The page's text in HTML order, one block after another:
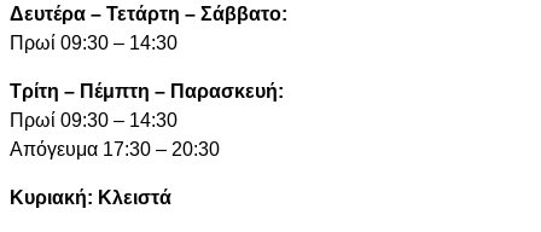
Δευτέρα – Τετάρτη – Σάββατο:
Πρωί 09:30 – 14:30
Τρίτη – Πέμπτη – Παρασκευή:
Πρωί 09:30 – 14:30
Απόγευμα 17:30 – 20:30
Κυριακή: Κλειστά